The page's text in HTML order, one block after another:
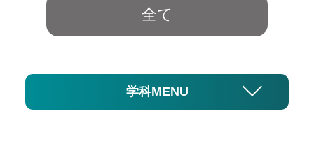
全て
学科MENU